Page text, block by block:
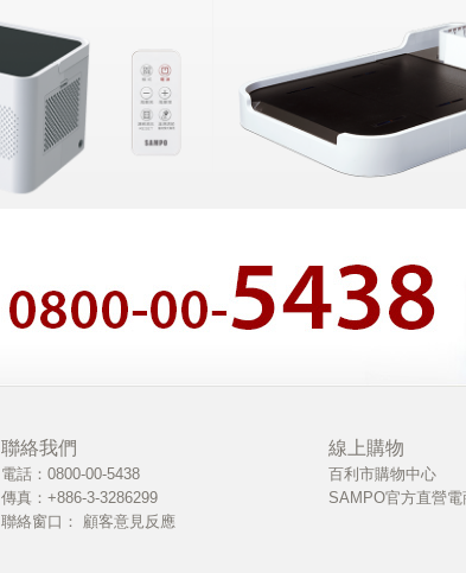
聯絡我們
電話：0800-00-5438
傳真：+886-3-3286299
聯絡窗口： 顧客意見反應
線上購物
百利市購物中心
SAMPO官方直營電